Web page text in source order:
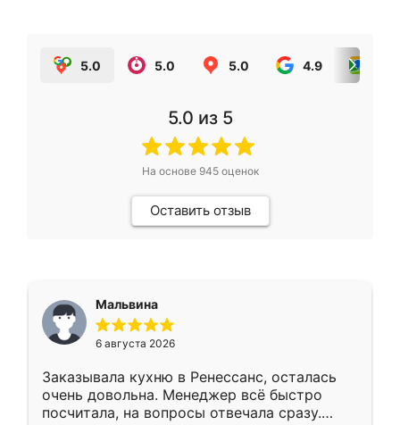
5.0 5.0 5.0 4.9
5.0 из 5
На основе 945оценок
Оставить отзыв
Мальвина
6 августа 2026
Заказывала кухню в Ренессанс, осталась
очень довольна. Менеджер всё быстро
посчитала, на вопросы отвечала сразу.